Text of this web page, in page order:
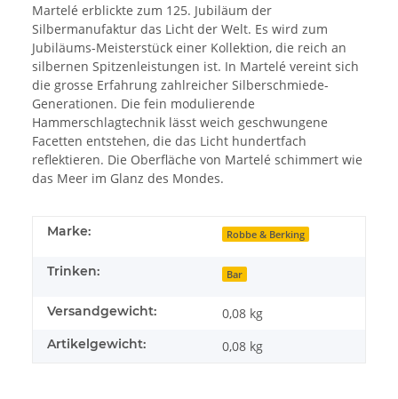
Martelé erblickte zum 125. Jubiläum der
Silbermanufaktur das Licht der Welt. Es wird zum
Jubiläums-Meisterstück einer Kollektion, die reich an
silbernen Spitzenleistungen ist. In Martelé vereint sich
die grosse Erfahrung zahlreicher Silberschmiede-
Generationen. Die fein modulierende
Hammerschlagtechnik lässt weich geschwungene
Facetten entstehen, die das Licht hundertfach
reflektieren. Die Oberfläche von Martelé schimmert wie
das Meer im Glanz des Mondes.
Marke: Robbe & Berking
Trinken: Bar
Versandgewicht: 0,08 kg
Artikelgewicht: 0,08 kg